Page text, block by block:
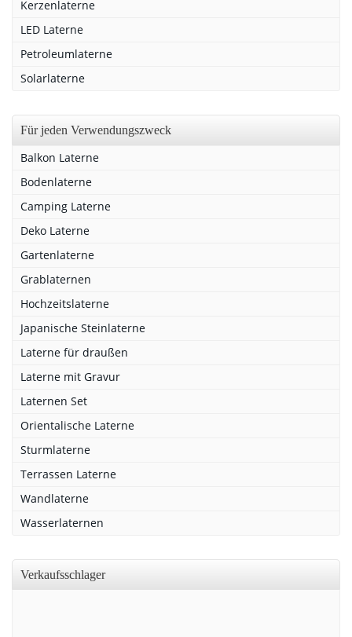
Kerzenlaterne
LED Laterne
Petroleumlaterne
Solarlaterne
Für jeden Verwendungszweck
Balkon Laterne
Bodenlaterne
Camping Laterne
Deko Laterne
Gartenlaterne
Grablaternen
Hochzeitslaterne
Japanische Steinlaterne
Laterne für draußen
Laterne mit Gravur
Laternen Set
Orientalische Laterne
Sturmlaterne
Terrassen Laterne
Wandlaterne
Wasserlaternen
Verkaufsschlager